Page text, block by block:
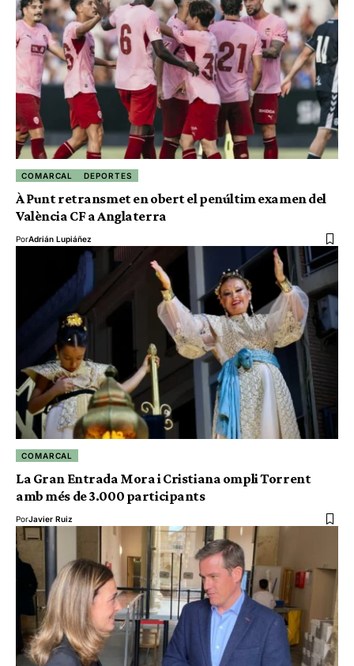
COMARCAL DEPORTES
À Punt retransmet en obert el penúltim examen del
València CF a Anglaterra
PorAdrián Lupiáñez
COMARCAL
La Gran Entrada Mora i Cristiana ompli Torrent
amb més de 3.000 participants
PorJavier Ruiz